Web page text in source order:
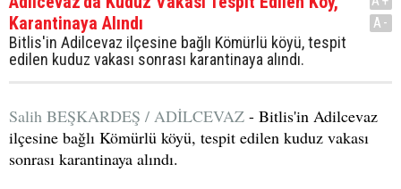
Karantinaya Alındı
Bitlis'in Adilcevaz ilçesine bağlı Kömürlü köyü, tespit
edilen kuduz vakası sonrası karantinaya alındı.
A-
Salih BEŞKARDEŞ / ADİLCEVAZ - Bitlis'in Adilcevaz
ilçesine bağlı Kömürlü köyü, tespit edilen kuduz vakası
sonrası karantinaya alındı.